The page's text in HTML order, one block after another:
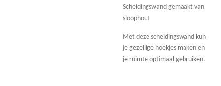
Scheidingswand gemaakt van
sloophout
Met deze scheidingswand kun
je gezellige hoekjes maken en
je ruimte optimaal gebruiken.